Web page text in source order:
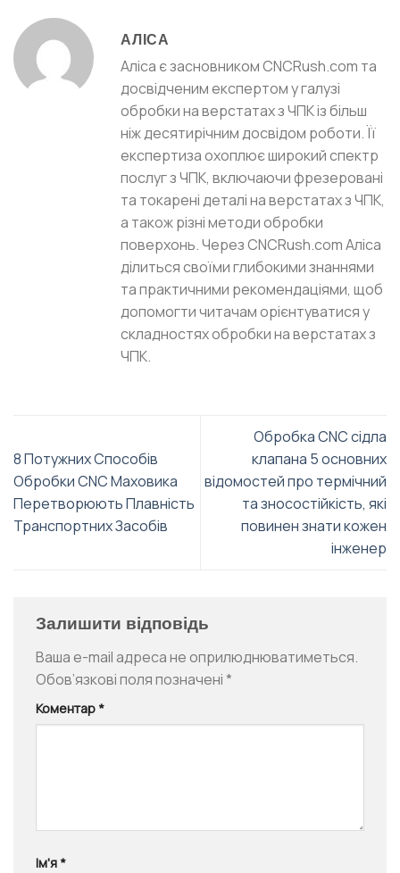
АЛІСА
Аліса є засновником CNCRush.com та
досвідченим експертом у галузі
обробки на верстатах з ЧПК із більш
ніж десятирічним досвідом роботи. Її
експертиза охоплює широкий спектр
послуг з ЧПК, включаючи фрезеровані
та токарені деталі на верстатах з ЧПК,
а також різні методи обробки
поверхонь. Через CNCRush.com Аліса
ділиться своїми глибокими знаннями
та практичними рекомендаціями, щоб
допомогти читачам орієнтуватися у
складностях обробки на верстатах з
ЧПК.
8 Потужних Способів
Обробки CNC Маховика
Перетворюють Плавність
Транспортних Засобів
Обробка CNC сідла
клапана 5 основних
відомостей про термічний
та зносостійкість, які
повинен знати кожен
інженер
Залишити відповідь
Ваша e-mail адреса не оприлюднюватиметься.
Обов’язкові поля позначені*
Коментар *
Ім'я *